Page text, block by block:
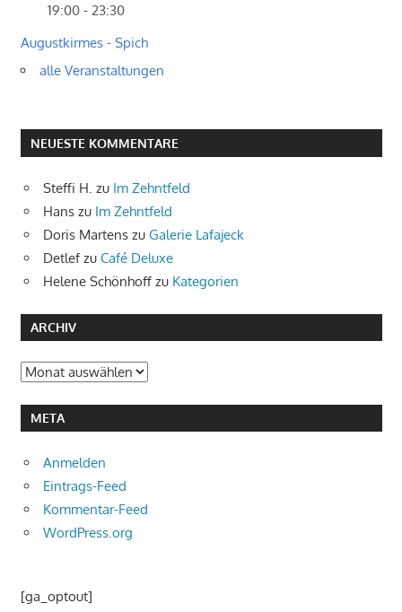
19:00 - 23:30
Augustkirmes - Spich
alle Veranstaltungen
NEUESTE KOMMENTARE
Steffi H. zu Im Zehntfeld
Hans zu Im Zehntfeld
Doris Martens zu Galerie Lafajeck
Detlefzu Café Deluxe
Helene Schönhoff zu Kategorien
ARCHIV
Archiv
META
Anmelden
Eintrags-Feed
Kommentar-Feed
WordPress.org
[ga_optout]